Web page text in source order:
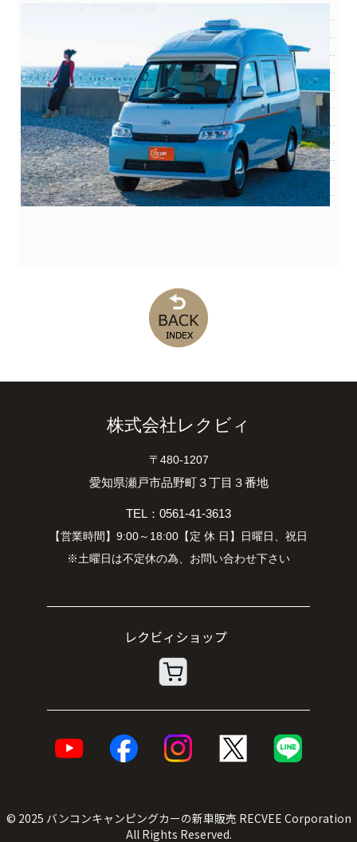
株式会社レクビィ
〒480-1207
愛知県瀬戸市品野町３丁目３番地
TEL：0561-41-3613
【営業時間】9:00～18:00【定 休 日】日曜日、祝日
※土曜日は不定休の為、お問い合わせ下さい
© 2025 バンコンキャンピングカーの新車販売 RECVEE Corporation
All Rights Reserved.